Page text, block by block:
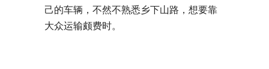
己的车辆，不然不熟悉乡下山路，想要靠
大众运输颇费时。